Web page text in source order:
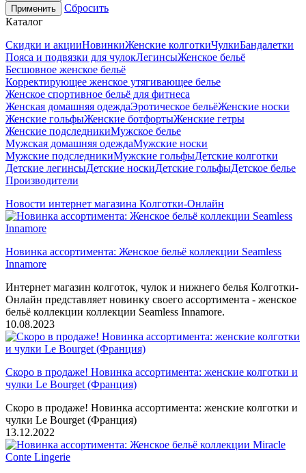
Применить
Сбросить
Каталог
Скидки и акцииНовинкиЖенские колготкиЧулкиБандалетки
Пояса и подвязки для чулокЛегинсыЖенское бельё
Бесшовное женское бельё
Корректирующее женское утягивающее белье
Женское спортивное бельё для фитнеса
Женская домашняя одеждаЭротическое бельёЖенские носки
Женские гольфыЖенские ботфортыЖенские гетры
Женские подследникиМужское белье
Мужская домашняя одеждаМужские носки
Мужские подследникиМужские гольфыДетские колготки
Детские легинсыДетские носкиДетские гольфыДетское белье
Производители
Новости интернет магазина Колготки-Онлайн
Новинка ассортимента: Женское бельё коллекции Seamless
Innamore
Интернет магазин колготок, чулок и нижнего белья Колготки-
Онлайн представляет новинку своего ассортимента - женское
бельё коллекции коллекции Seamless Innamore.
10.08.2023
Скоро в продаже! Новинка ассортимента: женские колготки и
чулки Le Bourget (Франция)
Скоро в продаже! Новинка ассортимента: женские колготки и
чулки Le Bourget (Франция)
13.12.2022